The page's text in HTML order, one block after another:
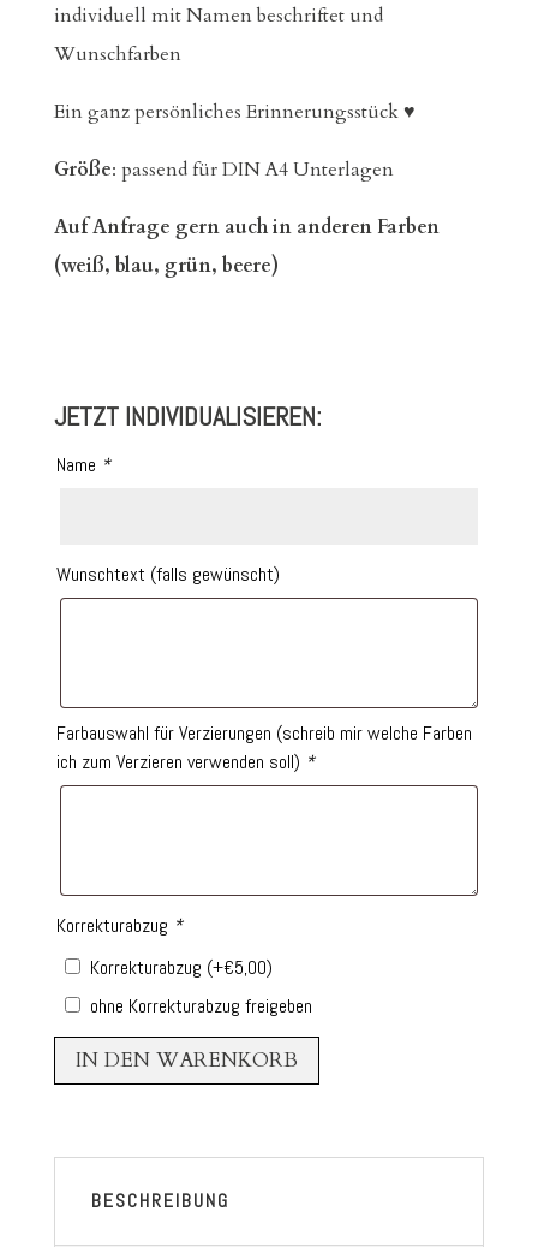
individuell mit Namen beschriftet und
Wunschfarben
Ein ganz persönliches Erinnerungsstück ♥
Größe: passend für DIN A4 Unterlagen
Auf Anfrage gern auch in anderen Farben
(weiß, blau, grün, beere)
JETZT INDIVIDUALISIEREN:
Name *
Wunschtext (falls gewünscht)
Farbauswahl für Verzierungen (schreib mir welche Farben
ich zum Verzieren verwenden soll) *
Korrekturabzug *
Korrekturabzug (+€5,00)
ohne Korrekturabzug freigeben
IN DEN WARENKORB
BESCHREIBUNG